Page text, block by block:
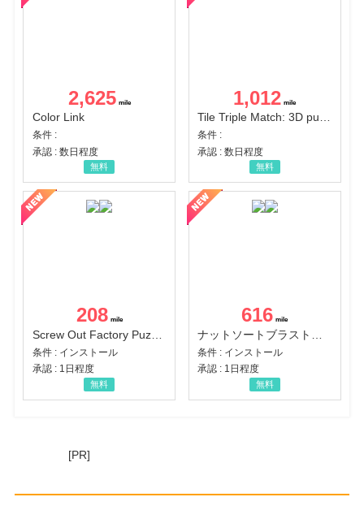
2,625
Color Link
条件 :
承認 : 数日程度
無料
1,012
Tile Triple Match: 3D puzzle
条件 :
承認 : 数日程度
無料
208
Screw Out Factory Puzzle 3D（経験値バーのマイルストーンを5にする（ユーザーレベル5に到達する））（Android）
条件 : インストール
承認 : 1日程度
無料
616
条件 : インストール
承認 : 1日程度
無料
[PR]